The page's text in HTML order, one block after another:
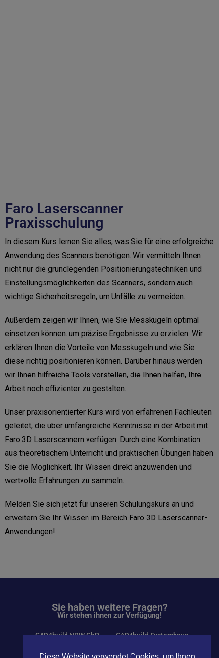
Faro Laserscanner
Praxisschulung
In diesem Kurs lernen Sie alles, was Sie für eine erfolgreiche
Anwendung des Scanners benötigen. Wir vermitteln Ihnen
nicht nur die grundlegenden Positionierungstechniken und
Einstellungsmöglichkeiten des Scanners, sondern auch
wichtige Sicherheitsregeln, um Unfälle zu vermeiden.
Außerdem zeigen wir Ihnen, wie Sie Messkugeln optimal
einsetzen können, um präzise Ergebnisse zu erzielen. Wir
erklären Ihnen die Vorteile von Messkugeln und wie Sie
diese richtig positionieren können. Darüber hinaus werden
wir Ihnen hilfreiche Tools vorstellen, die Ihnen helfen, Ihre
Arbeit noch effizienter zu gestalten.
Unser praxisorientierter Kurs wird von erfahrenen Fachleuten
geleitet, die über umfangreiche Kenntnisse in der Arbeit mit
Faro 3D Laserscannern verfügen. Durch eine Kombination
aus theoretischem Unterricht und praktischen Übungen haben
Sie die Möglichkeit, Ihr Wissen direkt anzuwenden und
wertvolle Erfahrungen zu sammeln.
Melden Sie sich jetzt für unseren Schulungskurs an und
erweitern Sie Ihr Wissen im Bereich Faro 3D Laserscanner-
Anwendungen!
Sie haben weitere Fragen?
Wir stehen ihnen zur Verfügung!
CAD4build NRW GbR
CAD4build Systemhaus
Diese Website verwendet Cookies, um Ihnen